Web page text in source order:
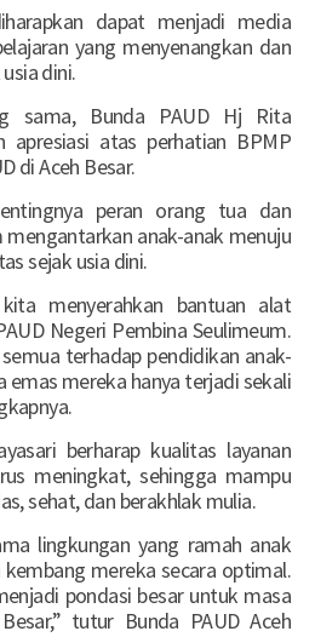
dapat menjadi media
yang menyenangkan dan
dini.
sama, Bunda PAUD Hj Rita
apresiasi atas perhatian BPMP
di Aceh Besar.
peran orang tua dan
anak-anak menuju
sejak usia dini.
menyerahkan bantuan alat
Negeri Pembina Seulimeum.
terhadap pendidikan anak-
emas mereka hanya terjadi sekali
berharap kualitas layanan
meningkat, sehingga mampu
sehat, dan berakhlak mulia.
lingkungan yang ramah anak
mereka secara optimal.
pondasi besar untuk masa
tutur Bunda PAUD Aceh